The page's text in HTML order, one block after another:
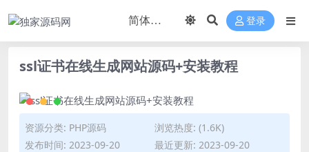
登录
ssl证书在线生成网站源码+安装教程
资源分类: PHP源码
浏览热度: (1.6K)
发布时间: 2023-09-20
最近更新: 2023-09-20